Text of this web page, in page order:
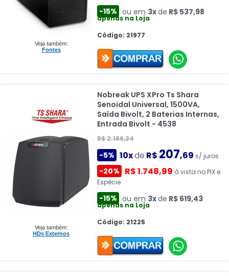
Veja também:
Fontes
-15% ou em 3xde R$ 537,98
apenas na Loja
Código: 21977
Veja também:
HDs Externos
Nobreak UPS XPro Ts Shara
Senoidal Universal, 1500VA,
Saída Bivolt, 2 Baterias Internas,
Entrada Bivolt - 4538
R$ 2.186,24
-5% 10xde R$ 207,69 s/ juros
-20% R$ 1.748,99 à vista no PIX e
Espécie
-15% ou em 3xde R$ 619,43
apenas na Loja
Código: 21225